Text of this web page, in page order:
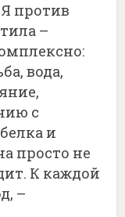
против
–
вода,
с
и
просто не
К каждой
–